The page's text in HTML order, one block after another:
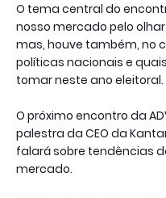
O tema central do
nosso mercado pelo
mas, houve também, no
políticas nacionais e
tomar neste ano eleitoral.
O próximo encontro da
palestra da CEO da
falará sobre tendências
mercado.